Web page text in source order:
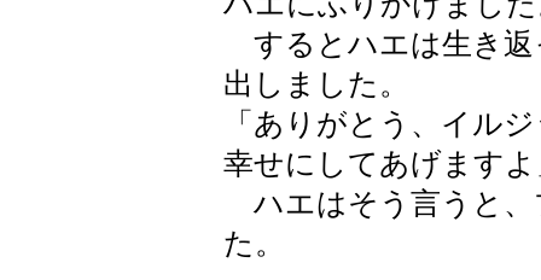
するとハエは生き返
出しました。
「ありがとう、イル
幸せにしてあげます
ハエはそう言うと、
た。